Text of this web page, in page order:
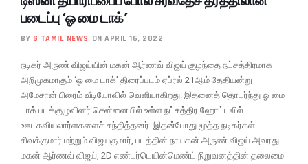
படைப்பு ‘ஓ மை டாக்’
BY G TAMIL NEWS ON APRIL 16, 2022
நடிகர் அருண் விஜய்யின் மகன் ஆர்ணவ் விஜய் குழந்தை நட்சத்திரமாக
அறிமுகமாகும் ‘ஓ மை டாக்’ திரைப்படம் ஏப்ரல் 21ஆம் தேதியன்று
அமேசான் பிரைம் வீடியோவில் வெளியாகிறது. இதனைத் தொடர்ந்து ஓ மை
டாக் படக்குழுவினர் சென்னையில் உள்ள நட்சத்திர ஹோட்டலில்
ஊடகவியலார்ளகளைச் சந்தித்தனர். இதன்போது மூத்த நடிகர்கள்
சிவக்குமார் மற்றும் விஜயகுமார், படத்தின் நாயகன் அருண் விஜய் அவரது
மகன் ஆர்ணவ் விஜய், 2D எண்டர்டெயின்மெண்ட் நிறுவனத்தின் தலைமை